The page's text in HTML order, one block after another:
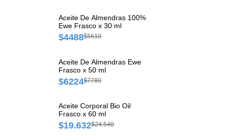
Aceite De Almendras 100%
Ewe Frasco x 30 ml
$4488$5610
Aceite De Almendras Ewe
Frasco x 50 ml
$6224$7780
Aceite Corporal Bio Oil
Frasco x 60 ml
$19.632$24.540